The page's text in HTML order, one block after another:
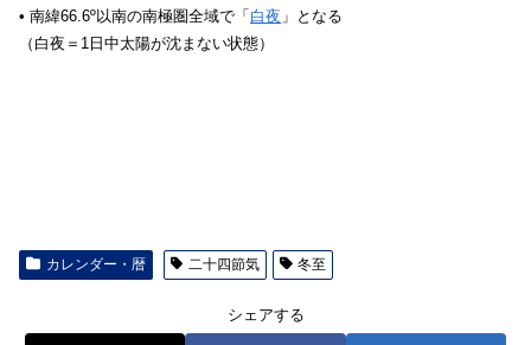
• 南緯66.6º以南の南極圏全域で「 白夜 」となる
（白夜＝1日中太陽が沈まない状態）
カレンダー・暦 二十四節気 冬至
シェアする